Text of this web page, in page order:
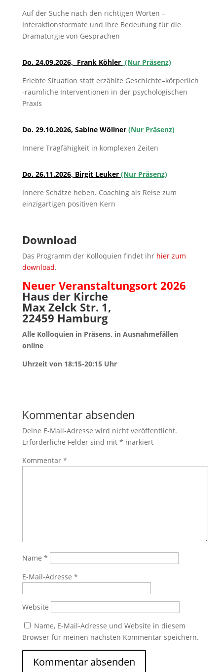
Auf der Suche nach den richtigen Worten –
Interaktionsformate und ihre Bedeutung für die
Dramaturgie von Gesprächen
Do. 24.09.2026, Frank Köhler (Nur Präsenz)
Erlebte Situation statt erzählte Geschichte–körperlich
-räumliche Interventionen in der psychologischen
Praxis
Do. 29.10.2026, Sabine Wöllner (Nur Präsenz)
Innere Tragfähigkeit in komplexen Zeiten
Do. 26.11.2026, Birgit Leuker (Nur Präsenz)
Innere Schätze heben. Coaching als Reise zum
einzigartigen positiven Kern
Download
Das Programm der Kolloquien findet ihr hier zum
download.
Neuer Veranstaltungsort 2026
Haus der Kirche
Max ZelckStr. 1,
22459 Hamburg
Alle Kolloquien in Präsens, in Ausnahmefällen
online
Uhrzeit von 18:15-20:15 Uhr
Kommentar absenden
Deine E-Mail-Adresse wird nicht veröffentlicht.
Erforderliche Felder sind mit * markiert
Kommentar *
Name *
E-Mail-Adresse *
Website
Name, E-Mail-Adresse und Website in diesem
Browser für meinen nächsten Kommentar speichern.